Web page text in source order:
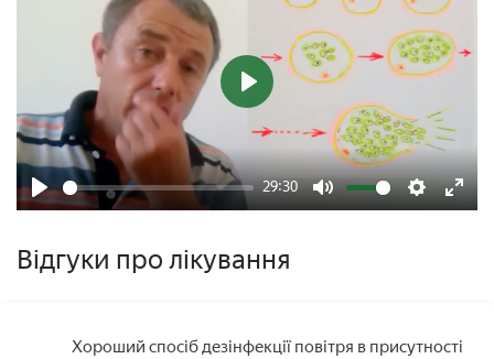
Play
29:30
Mute Settings
Enter
Play
Відгуки про лікування
Хороший спосіб дезінфекції повітря в присутності